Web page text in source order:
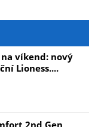
víkend: nový
Lioness....
2nd Gen